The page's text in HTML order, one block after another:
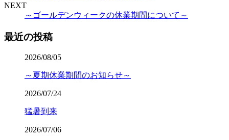
NEXT
～ゴールデンウィークの休業期間について～
最近の投稿
2026/08/05
～夏期休業期間のお知らせ～
2026/07/24
猛暑到来
2026/07/06